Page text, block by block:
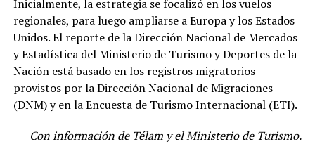
Inicialmente, la estrategia se focalizó en los vuelos
regionales, para luego ampliarse a Europa y los Estados
Unidos. El reporte de la Dirección Nacional de Mercados
y Estadística del Ministerio de Turismo y Deportes de la
Nación está basado en los registros migratorios
provistos por la Dirección Nacional de Migraciones
(DNM) y en la Encuesta de Turismo Internacional (ETI).
Con información de Télam y el Ministerio de Turismo.